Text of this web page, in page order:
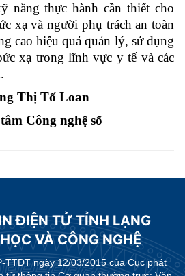
năng thực hành cần thiết cho
xạ và người phụ trách an toàn
cao hiệu quả quản lý, sử dụng
xạ trong lĩnh vực y tế và các
Thị Tố Loan
Công nghệ số
ĐIỆN TỬ TỈNH LẠNG
VÀ CÔNG NGHỆ
TTĐT ngày 12/03/2015 của Cục phát